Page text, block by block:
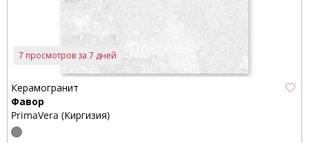
7 просмотров за 7 дней
Керамогранит
Фавор
PrimaVera (Киргизия)